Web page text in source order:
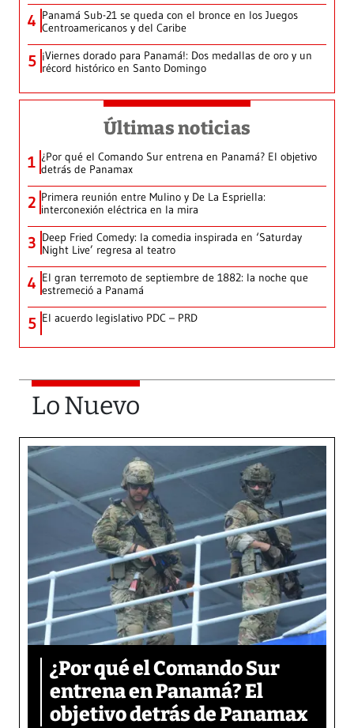
4 Panamá Sub-21 se queda con el bronce en los Juegos
Centroamericanos y del Caribe
5 ¡Viernes dorado para Panamá!: Dos medallas de oro y un
récord histórico en Santo Domingo
Últimas noticias
1 ¿Por qué el Comando Sur entrena en Panamá? El objetivo
detrás de Panamax
2 Primera reunión entre Mulino y De La Espriella:
interconexión eléctrica en la mira
3 Deep Fried Comedy: la comedia inspirada en ‘Saturday
Night Live’ regresa al teatro
4 El gran terremoto de septiembre de 1882: la noche que
estremeció a Panamá
5 El acuerdo legislativo PDC – PRD
Lo Nuevo
¿Por qué el Comando Sur
entrena en Panamá? El
objetivo detrás de Panamax